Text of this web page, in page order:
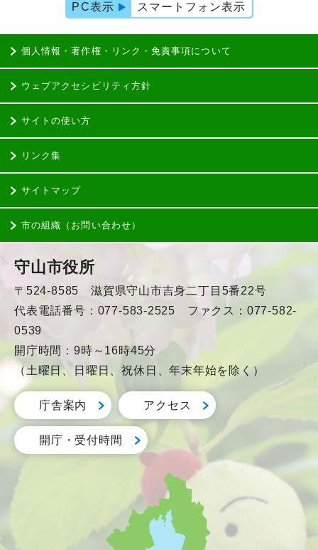
PC表示 スマートフォン表示
個人情報・著作権・リンク・免責事項について
ウェブアクセシビリティ方針
サイトの使い方
リンク集
サイトマップ
市の組織（お問い合わせ）
守山市役所
〒524-8585 滋賀県守山市吉身二丁目5番22号
代表電話番号：077-583-2525 ファクス：077-582-
0539
開庁時間：9時～16時45分
（土曜日、日曜日、祝休日、年末年始を除く）
庁舎案内 アクセス
開庁・受付時間